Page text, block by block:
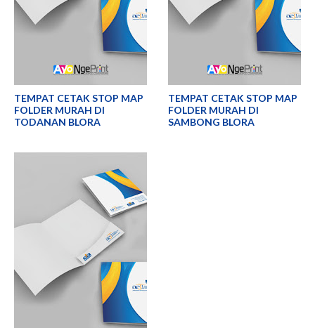
TEMPAT CETAK STOP MAP
FOLDER MURAH DI
TODANAN BLORA
TEMPAT CETAK STOP MAP
FOLDER MURAH DI
SAMBONG BLORA